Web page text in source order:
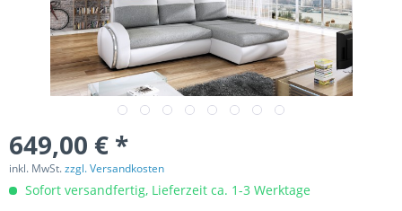
649,00 € *
inkl. MwSt.zzgl. Versandkosten
Sofort versandfertig, Lieferzeit ca. 1-3 Werktage